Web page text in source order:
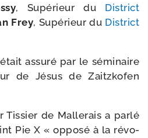
, Supérieur du District
Frey, Supérieur du District
assu­ré par le sémi­naire
de Jésus de Zaitzkofen
Tissier de Mallerais a par­lé
Pie X « oppo­sé à la révo­